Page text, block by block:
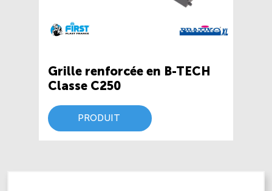
Grille renforcée en B-TECH
Classe C250
PRODUIT